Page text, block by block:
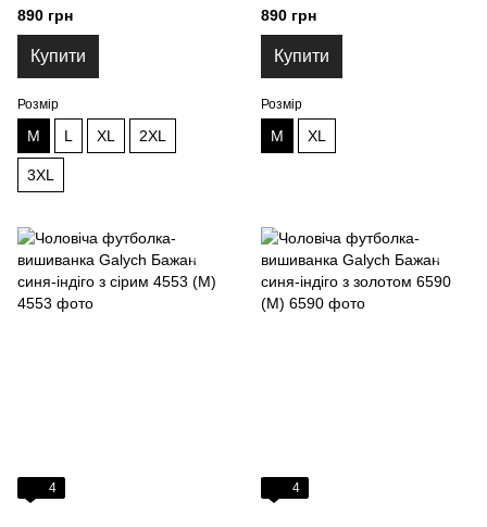
синім 6799 (M)
890 грн
Купити
Розмір
M L XL 2XL
3XL
5645 (M)
890 грн
Купити
Розмір
M XL
4 4